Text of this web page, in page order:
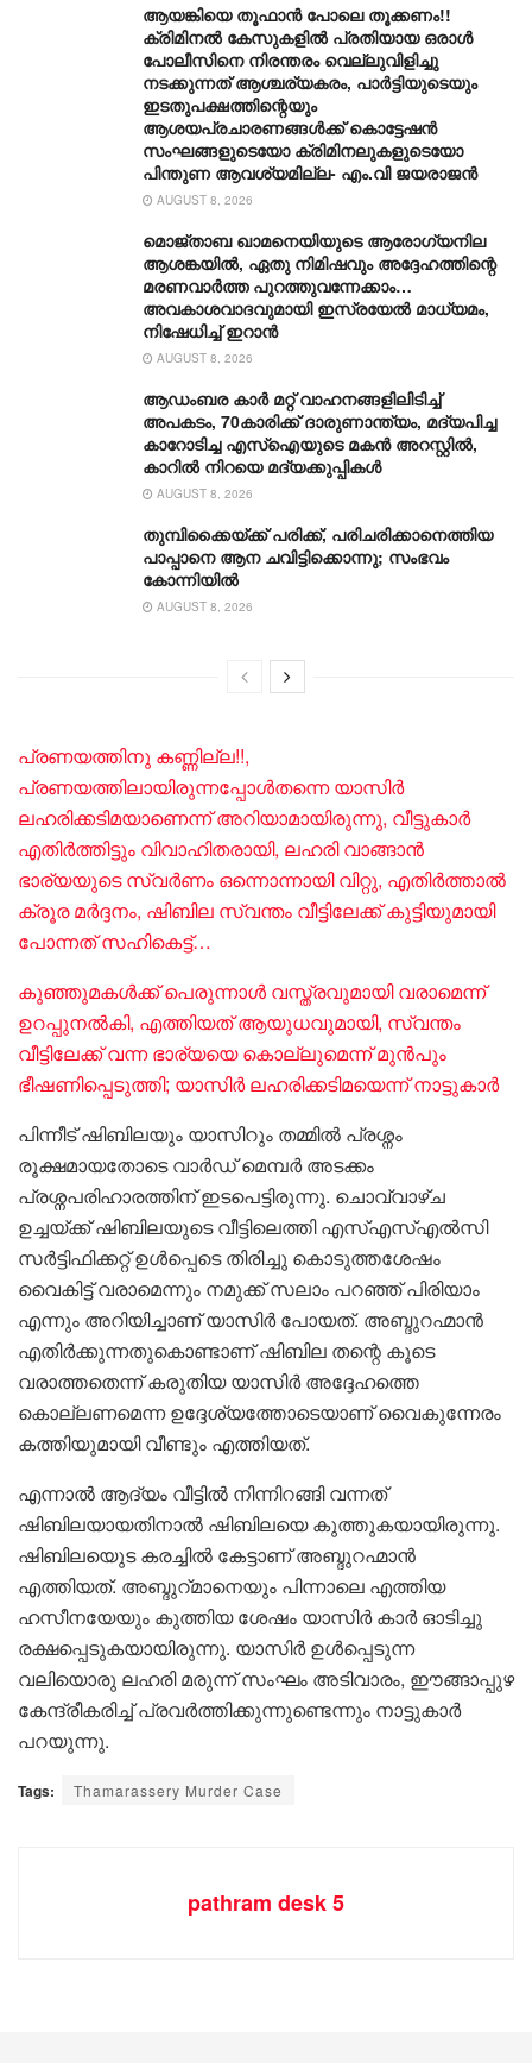
ആയങ്കിയെ തൂഫാൻ പോലെ തൂക്കണം!!
ക്രിമിനൽ കേസുകളിൽ പ്രതിയായ ഒരാൾ
പോലീസിനെ നിരന്തരം വെല്ലുവിളിച്ചു
നടക്കുന്നത് ആശ്ചര്യകരം, പാർട്ടിയുടെയും
ഇടതുപക്ഷത്തിന്റെയും
ആശയപ്രചാരണങ്ങൾക്ക് കൊട്ടേഷൻ
സംഘങ്ങളുടെയോ ക്രിമിനലുകളുടെയോ
പിന്തുണ ആവശ്യമില്ല- എം.വി ജയരാജൻ
AUGUST 8, 2026
മൊജ്താബ ഖാമനെയിയുടെ ആരോ​ഗ്യനില
ആശങ്കയിൽ, ഏതു നിമിഷവും അദ്ദേഹത്തിന്റെ
മരണവാർത്ത പുറത്തുവന്നേക്കാം…
അവകാശവാദവുമായി ഇസ്രയേൽ മാധ്യമം,
നിഷേധിച്ച് ഇറാൻ
AUGUST 8, 2026
ആഡംബര കാര്‍ മറ്റ് വാഹനങ്ങളിലിടിച്ച്
അപകടം, 70കാരിക്ക് ദാരുണാന്ത്യം, മദ്യപിച്ച
കാറോടിച്ച എസ്ഐയുടെ മകന്‍ അറസ്റ്റില്‍,
കാറില്‍ നിറയെ മദ്യക്കുപ്പികള്‍
AUGUST 8, 2026
തുമ്പിക്കൈയ്ക്ക് പരിക്ക്, പരിചരിക്കാനെത്തിയ
പാപ്പാനെ ആന ചവിട്ടിക്കൊന്നു; സംഭവം
കോന്നിയിൽ
AUGUST 8, 2026
പ്രണയത്തിനു കണ്ണില്ല!!,
പ്രണയത്തിലായിരുന്നപ്പോൾതന്നെ യാസിർ
ലഹരിക്കടിമയാണെന്ന് അറിയാമായിരുന്നു, വീട്ടുകാർ
എതിർത്തിട്ടും വിവാഹിതരായി, ലഹരി വാങ്ങാൻ
ഭാര്യയുടെ സ്വർണം ഒന്നൊന്നായി വിറ്റു, എതിർത്താൽ
ക്രൂര മർദ്ദനം, ​ഷിബില സ്വന്തം വീട്ടിലേക്ക് കുട്ടിയുമായി
പോന്നത് സഹികെട്ട്…
കുഞ്ഞുമകള്‍ക്ക് പെരുന്നാള്‍ വസ്ത്രവുമായി വരാമെന്ന്
ഉറപ്പുനല്‍കി, എത്തിയത് ആയുധവുമായി, സ്വന്തം
വീട്ടിലേക്ക് വന്ന ഭാര്യയെ കൊല്ലുമെന്ന് മുന്‍പും
ഭീഷണിപ്പെടുത്തി; യാസിര്‍ ലഹരിക്കടിമയെന്ന് നാട്ടുകാര്‍
പിന്നീട് ഷിബിലയും യാസിറും തമ്മിൽ പ്രശ്നം
രൂക്ഷമായതോടെ വാർഡ് മെമ്പർ അടക്കം
പ്രശ്നപരിഹാരത്തിന് ഇടപെട്ടിരുന്നു. ചൊവ്വാഴ്ച
ഉച്ചയ്ക്ക് ഷിബിലയുടെ വീട്ടിലെത്തി എസ്എസ്എൽസി
സർട്ടിഫിക്കറ്റ് ഉൾപ്പെടെ തിരിച്ചു കൊടുത്തശേഷം
വൈകിട്ട് വരാമെന്നും നമുക്ക് സലാം പറഞ്ഞ് പിരിയാം
എന്നും അറിയിച്ചാണ് യാസിർ പോയത്. അബ്ദുറഹ്മാൻ
എതിർക്കുന്നതുകൊണ്ടാണ് ഷിബില തന്റെ കൂടെ
വരാത്തതെന്ന് കരുതിയ യാസിർ അദ്ദേഹത്തെ
കൊല്ലണമെന്ന ഉദ്ദേശ്യത്തോടെയാണ് വൈകുന്നേരം
കത്തിയുമായി വീണ്ടും എത്തിയത്.
എന്നാൽ ആദ്യം വീട്ടിൽ നിന്നിറങ്ങി വന്നത്
ഷിബിലയായതിനാൽ ഷിബിലയെ കുത്തുകയായിരുന്നു.
ഷിബിലയുെട കരച്ചിൽ കേട്ടാണ് അബ്ദുറഹ്മാൻ
എത്തിയത്. അബ്ദുറ്മാനെയും പിന്നാലെ എത്തിയ
ഹസീനയേയും കുത്തിയ ശേഷം യാസിർ കാർ ഓടിച്ചു
രക്ഷപ്പെടുകയായിരുന്നു. യാസിർ ഉൾപ്പെടുന്ന
വലിയൊരു ലഹരി മരുന്ന് സംഘം അടിവാരം, ഈങ്ങാപ്പുഴ
കേന്ദ്രീകരിച്ച് പ്രവർത്തിക്കുന്നുണ്ടെന്നും നാട്ടുകാർ
പറയുന്നു.
Tags: Thamarassery Murder Case
pathram desk 5